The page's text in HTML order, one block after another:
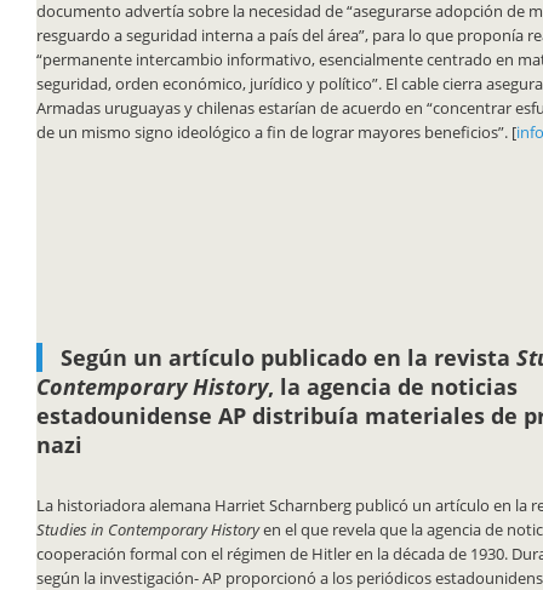
documento advertía sobre la necesidad de “asegurarse adopción de
resguardo a seguridad interna a país del área”, para lo que proponía
“permanente intercambio informativo, esencialmente centrado en
seguridad, orden económico, jurídico y político”. El cable cierra
Armadas uruguayas y chilenas estarían de acuerdo en “concentrar
de un mismo signo ideológico a fin de lograr mayores beneficios”. [info
Según un artículo publicado en la revista
Contemporary History, la agencia de noticias
estadounidense AP distribuía materiales de
nazi
La historiadora alemana Harriet Scharnberg publicó un artículo en la
Studies in Contemporary Historyen el que revela que la agencia de
cooperación formal con el régimen de Hitler en la década de 1930.
según la investigación- AP proporcionó a los periódicos